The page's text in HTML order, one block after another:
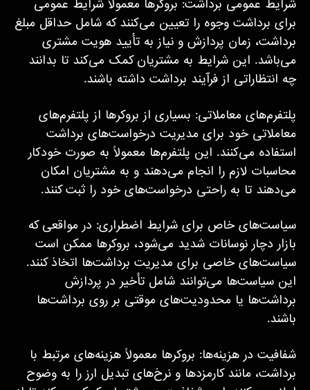
شرایط عمومی برداشت: بروکرها معمولاً شرایط عمومی
برای برداشت وجوه را تعیین می‌کنند که شامل حداقل مبلغ
برداشت، زمان پردازش و نیاز به تأیید هویت مشتری
می‌باشد. این شرایط به مشتریان کمک می‌کند تا بدانند
چه انتظاراتی از فرآیند برداشت داشته باشند.
پلتفرم‌های معاملاتی: بسیاری از بروکرها از پلتفرم‌های
معاملاتی خود برای مدیریت درخواست‌های برداشت
استفاده می‌کنند. این پلتفرم‌ها معمولاً به صورت خودکار
محاسبات لازم را انجام می‌دهند و به مشتریان امکان
می‌دهند تا به راحتی درخواست‌های خود را ثبت کنند.
سیاست‌های خاص برای شرایط اضطراری: در مواقعی که
بازار دچار نوسانات شدید می‌شود، بروکرها ممکن است
سیاست‌های خاصی برای مدیریت برداشت‌ها اتخاذ کنند.
این سیاست‌ها می‌توانند شامل تأخیر در پردازش
برداشت‌ها یا محدودیت‌های موقتی بر روی برداشت‌ها
باشند.
شفافیت در هزینه‌ها: بروکرها معمولاً هزینه‌های مرتبط با
برداشت، مانند کارمزدها و نرخ‌های تبدیل ارز را به وضوح